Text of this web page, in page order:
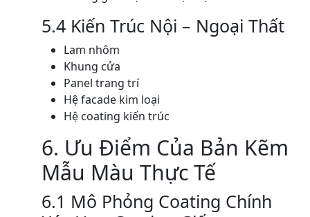
5.4 Kiến Trúc Nội – Ngoại Thất
Lam nhôm
Khung cửa
Panel trang trí
Hệ facade kim loại
Hệ coating kiến trúc
6. Ưu Điểm Của Bản Kẽm
Mẫu Màu Thực Tế
6.1 Mô Phỏng Coating Chính